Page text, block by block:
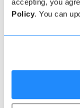
accepting, you
Policy. You can
stets zur
sofort online